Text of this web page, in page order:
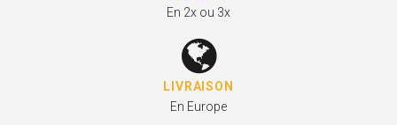
En 2x ou 3x
LIVRAISON
En Europe